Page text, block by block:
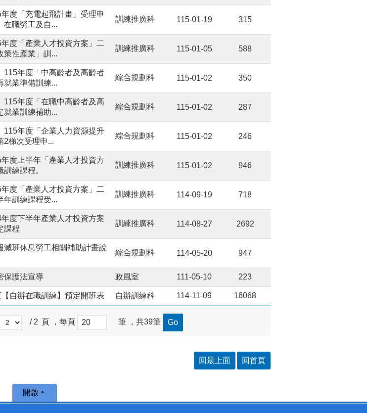
度「充電起飛計畫」受理申
在職勞工及自...
訓練推廣科 115-01-19 315
度「產業人才投資方案」二
策性產業」訓...
訓練推廣科 115-01-05 588
115年度「中高齡者及高齡者
就業準備訓練...
綜合規劃科 115-01-02 350
115年度「在職中高齡者及高
就業訓練補助...
綜合規劃科 115-01-02 287
115年度「企業人力資源提升
2梯次受理申...
綜合規劃科 115-01-02 246
度上半年「產業人才投資方
訓練課程。
訓練推廣科 115-01-02 946
度「產業人才投資方案」二
年訓練課程受...
訓練推廣科 114-09-19 718
度下半年產業人才投資方案
課程
訓練推廣科 114-08-27 2692
減班休息勞工相關補助計畫說
綜合規劃科 114-05-20 947
保護法宣導 政風室 111-05-10 223
自辦在職訓練】預定開班表 自辦訓練科 114-11-09 16068
/ 2 頁 ，每頁 筆 ，共39筆
回最上面 回首頁
開啟